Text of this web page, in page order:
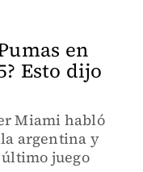
en
Esto dijo
Miami habló
argentina y
juego